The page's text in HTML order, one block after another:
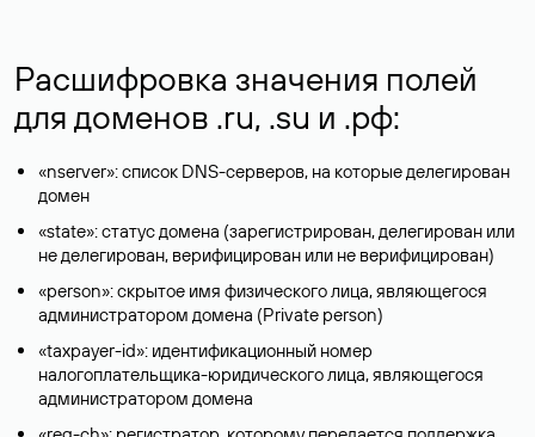
Расшифровка значения полей
для доменов .ru, .su и .рф:
«nserver»: список DNS-серверов, на которые делегирован
домен
«state»: статус домена (зарегистрирован, делегирован или
не делегирован, верифицирован или не верифицирован)
«person»: скрытое имя физического лица, являющегося
администратором домена (Privatе person)
«taxpayer-id»: идентификационный номер
налогоплательщика-юридического лица, являющегося
администратором домена